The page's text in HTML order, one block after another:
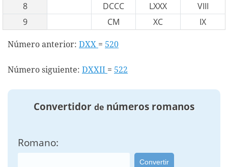
8
DCCC LXXX
VIII
9
CM XC IX
Número anterior: DXX = 520
Número siguiente: DXXII = 522
Convertidor de números romanos
Romano:
Convertir